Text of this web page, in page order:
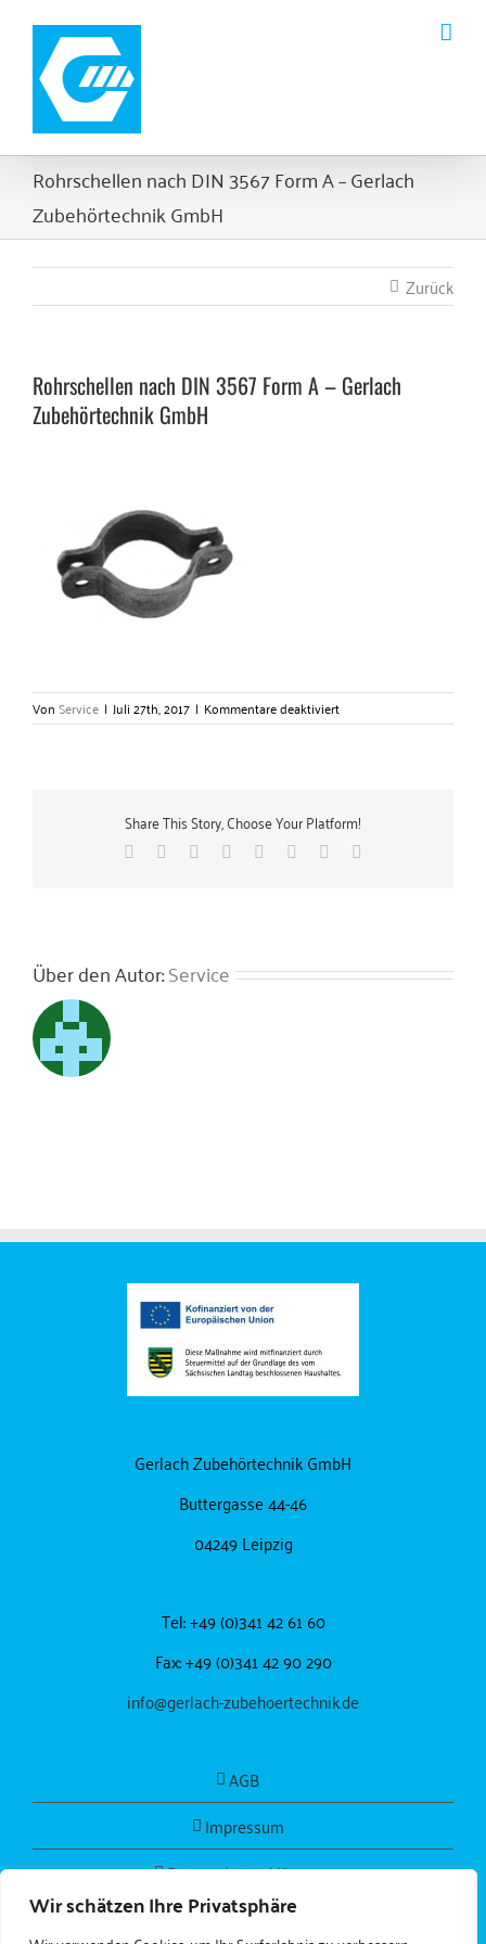
Wir schätzen Ihre Privatsphäre
Inhalt
springen
Rohrschellen nach DIN 3567 Form A – Gerlach
Zubehörtechnik GmbH
Zurück
Rohrschellen nach DIN 3567 Form A – Gerlach
Zubehörtechnik GmbH
VonService | Juli 27th, 2017 | Kommentare deaktiviertfür
Rohrschellen
A
Gerlach
Share This Story, Choose Your Platform!
Facebook Reddit LinkedIn
TumblrPinterest
Über den Autor:Service
Gerlach Zubehörtechnik GmbH
Buttergasse 44-46
04249 Leipzig
Tel: +49 (0)341 42 61 60
Fax: +49 (0)341 42 90 290
info@gerlach-zubehoertechnik.de
AGB
Impressum
Datenschutzerklärung